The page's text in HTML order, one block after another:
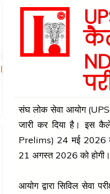
संघ लोक सेवा आयोग
जारी कर दिया है। इस
Prelims) 24 मई 2026
21 अगस्त 2026 को होगी।
आयोग द्वारा सिविल सेवा